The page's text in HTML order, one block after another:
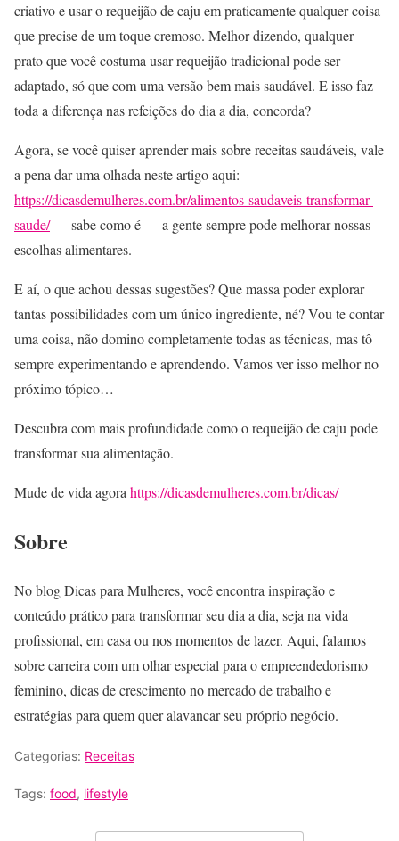
criativo e usar o requeijão de caju em praticamente qualquer coisa
que precise de um toque cremoso. Melhor dizendo, qualquer
prato que você costuma usar requeijão tradicional pode ser
adaptado, só que com uma versão bem mais saudável. E isso faz
toda a diferença nas refeições do dia a dia, concorda?
Agora, se você quiser aprender mais sobre receitas saudáveis, vale
a pena dar uma olhada neste artigo aqui:
https://dicasdemulheres.com.br/alimentos-saudaveis-transformar-
saude/— sabe como é — a gente sempre pode melhorar nossas
escolhas alimentares.
E aí, o que achou dessas sugestões? Que massa poder explorar
tantas possibilidades com um único ingrediente, né? Vou te contar
uma coisa, não domino completamente todas as técnicas, mas tô
sempre experimentando e aprendendo. Vamos ver isso melhor no
próximo tópico…
Descubra com mais profundidade como o requeijão de caju pode
transformar sua alimentação.
Mude de vida agorahttps://dicasdemulheres.com.br/dicas/
Sobre
No blog Dicas para Mulheres, você encontra inspiração e
conteúdo prático para transformar seu dia a dia, seja na vida
profissional, em casa ou nos momentos de lazer. Aqui, falamos
sobre carreira com um olhar especial para o empreendedorismo
feminino, dicas de crescimento no mercado de trabalho e
estratégias para quem quer alavancar seu próprio negócio.
Categorias: Receitas
Tags: food, lifestyle